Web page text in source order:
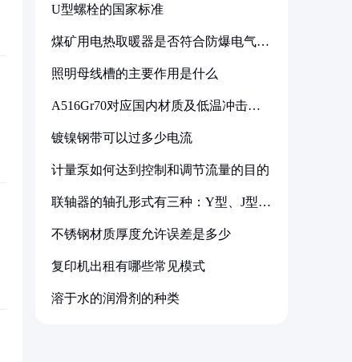
U型螺栓的国家标准
煤矿用电热取暖器是否符合防爆电气设
照明母线槽的主要作用是什么
A516Gr70对应国内材质及低温冲击要
镀镍钢带可以过多少电流
计量泵如何达到控制和调节流量的目的
联轴器的轴孔形式有三种：Y型、J型、
不锈钢材质厚度允许误差是多少
复印机出租有哪些常见模式
溶于水的润滑剂的种类